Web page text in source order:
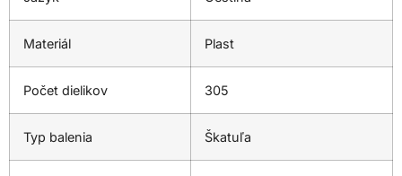
Materiál Plast
Počet dielikov 305
Typ balenia Škatuľa